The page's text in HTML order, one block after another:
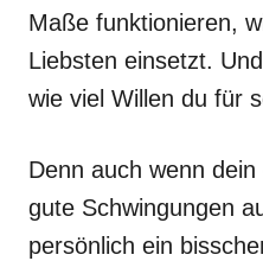
Maße funktionieren,
Liebsten einsetzt.
wie viel Willen du für
Denn auch wenn
gute Schwingungen
persönlich ein